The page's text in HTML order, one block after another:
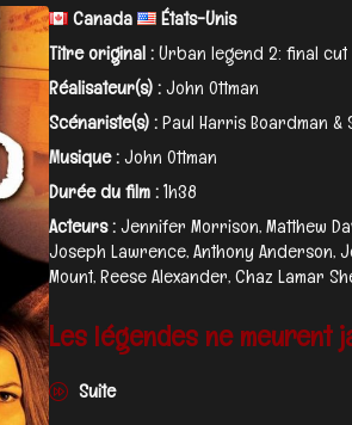
Canada
États-Unis
Titre original :Urban legend 2: final cut
Réalisateur(s) :John Ottman
Scénariste(s) :Paul Harris Boardman &
Musique :John Ottman
Durée du film :1h38
Acteurs :Jennifer Morrison, Matthew
Joseph Lawrence, Anthony Anderson,
Mount, Reese Alexander, Chaz Lamar
Les légendes ne meurent
Suite